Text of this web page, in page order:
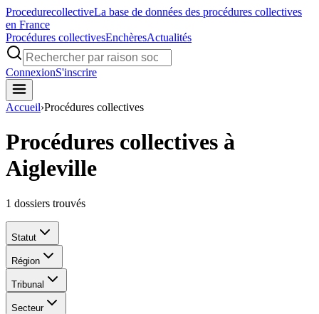
ProcedurecollectiveLa base de données des procédures collectives
en France
Procédures collectivesEnchèresActualités
ConnexionS'inscrire
Accueil›Procédures collectives
Procédures collectives à
Aigleville
1 dossiers trouvés
Statut
Région
Tribunal
Secteur